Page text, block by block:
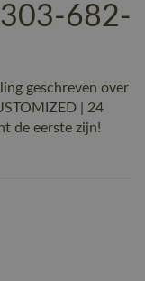
682-
geschreven over
| 24
de eerste zijn!